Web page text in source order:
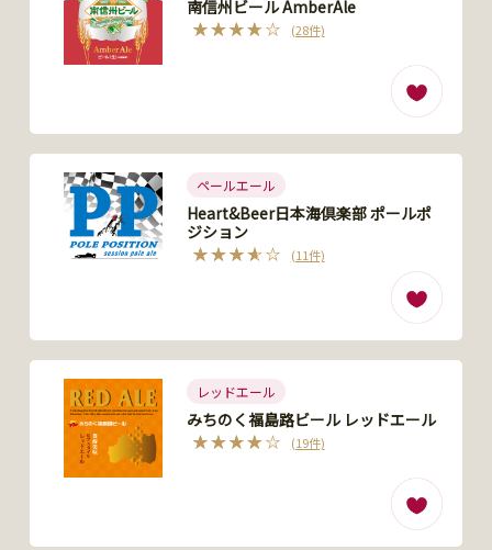
南信州ビール AmberAle
(28件)
ペールエール
Heart&Beer日本海倶楽部 ポールポ
ジション
(11件)
レッドエール
みちのく福島路ビール レッドエール
(19件)